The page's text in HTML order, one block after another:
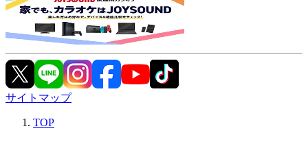
サイトマップ
TOP